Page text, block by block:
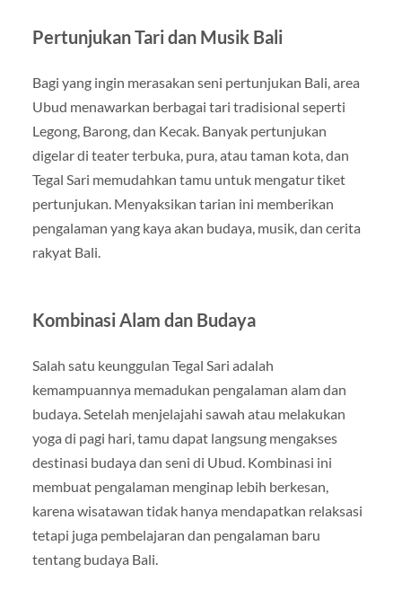
Pertunjukan Tari dan Musik Bali
Bagi yang ingin merasakan seni pertunjukan Bali, area
Ubud menawarkan berbagai tari tradisional seperti
Legong, Barong, dan Kecak. Banyak pertunjukan
digelar di teater terbuka, pura, atau taman kota, dan
Tegal Sari memudahkan tamu untuk mengatur tiket
pertunjukan. Menyaksikan tarian ini memberikan
pengalaman yang kaya akan budaya, musik, dan cerita
rakyat Bali.
Kombinasi Alam dan Budaya
Salah satu keunggulan Tegal Sari adalah
kemampuannya memadukan pengalaman alam dan
budaya. Setelah menjelajahi sawah atau melakukan
yoga di pagi hari, tamu dapat langsung mengakses
destinasi budaya dan seni di Ubud. Kombinasi ini
membuat pengalaman menginap lebih berkesan,
karena wisatawan tidak hanya mendapatkan relaksasi
tetapi juga pembelajaran dan pengalaman baru
tentang budaya Bali.